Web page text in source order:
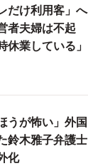
だけ利用客」へ
者夫婦は不起
業している」
うが怖い」外国
鈴木雅子弁護士
化